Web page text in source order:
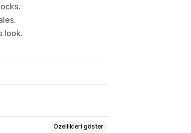
look.
Özellikleri göster